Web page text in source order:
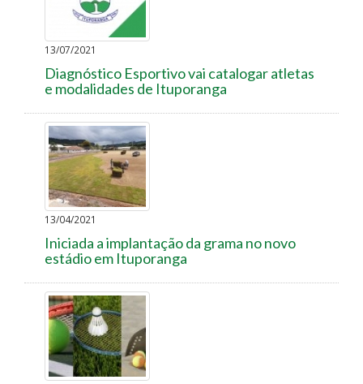
13/07/2021
Diagnóstico Esportivo vai catalogar atletas
e modalidades de Ituporanga
13/04/2021
Iniciada a implantação da grama no novo
estádio em Ituporanga